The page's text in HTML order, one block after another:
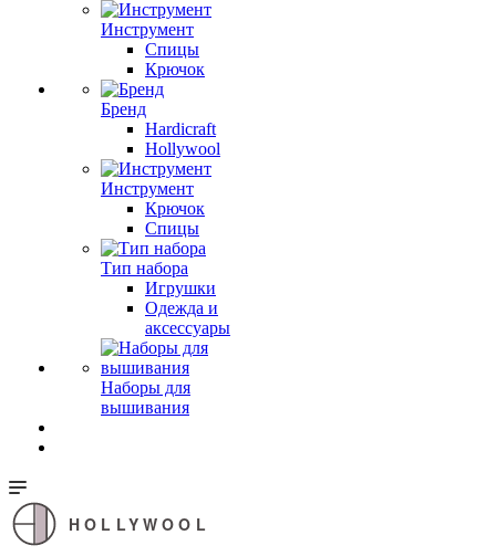
Инструмент
Спицы
Крючок
Бренд
Hardicraft
Hollywool
Инструмент
Крючок
Спицы
Тип набора
Игрушки
Одежда и
аксессуары
Наборы для
вышивания
HOLLYWOOL